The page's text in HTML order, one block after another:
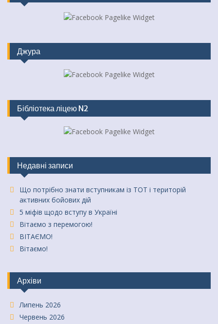
Джура
Бібліотека ліцею N2
Недавні записи
Що потрібно знати вступникам із ТОТ і територій
активних бойових дій
5 міфів щодо вступу в Україні
Вітаємо з перемогою!
ВІТАЄМО!
Вітаємо!
Архіви
Липень 2026
Червень 2026